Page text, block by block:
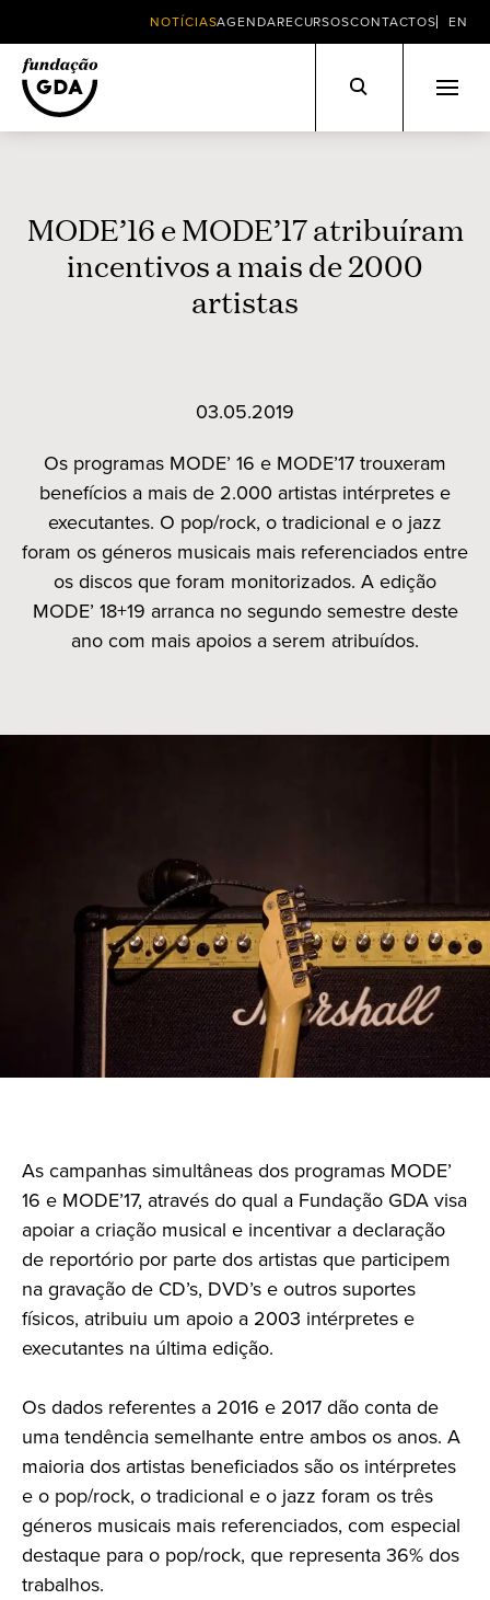
NOTÍCIASAGENDARECURSOSCONTACTOS EN
MODE’16 e MODE’17 atribuíram
incentivos a mais de 2000
artistas
03.05.2019
Os programas MODE’ 16 e MODE’17 trouxeram
benefícios a mais de 2.000 artistas intérpretes e
executantes. O pop/rock, o tradicional e o jazz
foram os géneros musicais mais referenciados entre
os discos que foram monitorizados. A edição
MODE’ 18+19 arranca no segundo semestre deste
ano com mais apoios a serem atribuídos.
As campanhas simultâneas dos programas MODE’
16 e MODE’17, através do qual a Fundação GDA visa
apoiar a criação musical e incentivar a declaração
de reportório por parte dos artistas que participem
na gravação de CD’s, DVD’s e outros suportes
físicos, atribuiu um apoio a 2003 intérpretes e
executantes na última edição.
Os dados referentes a 2016 e 2017 dão conta de
uma tendência semelhante entre ambos os anos. A
maioria dos artistas beneficiados são os intérpretes
e o pop/rock, o tradicional e o jazz foram os três
géneros musicais mais referenciados, com especial
destaque para o pop/rock, que representa 36% dos
trabalhos.